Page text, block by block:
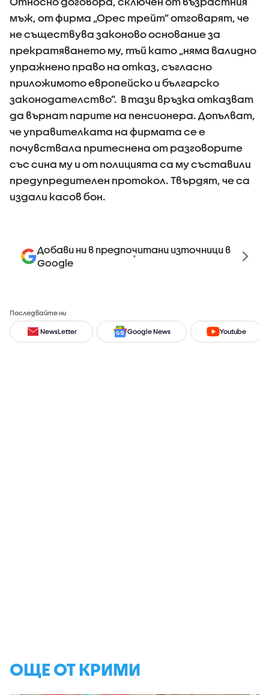
мъж, от фирма „Орес трейт” отговарят, че
не съществува законово основание за
прекратяването му, тъй като „няма валидно
упражнено право на отказ, съгласно
приложимото европейско и българско
законодателство”. В тази връзка отказват
да върнат парите на пенсионера. Допълват,
че управителката на фирмата се е
почувствала притеснена от разговорите
със сина му и от полицията са му съставили
предупредителен протокол. Твърдят, че са
издали касов бон.
Добави ни в предпочитани източници в
Google
Последвайте ни
NewsLetter Google News Youtube
ОЩЕ ОТ КРИМИ